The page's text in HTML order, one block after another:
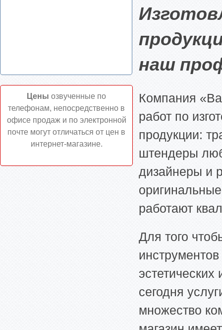
наш
Компания
работ по
продукции:
штендеры
дизайнеры и
работают
Для того
эстетических
сегодня
множество
Цены озвученные по
телефонам, непосредственно в
офисе продаж и по электронной
почте могут отличаться от цен в
интернет-магазине.